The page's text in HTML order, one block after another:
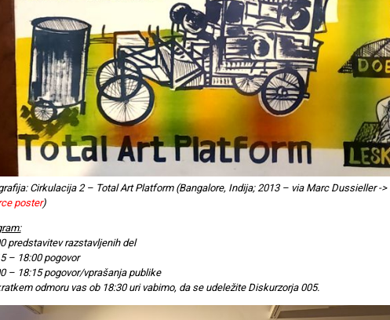
Cirkulacija 2 – Total Art Platform (Bangalore, Indija; 2013 – via Marc Dussieller ->
poster)
predstavitev razstavljenih del
– 18:00 pogovor
– 18:15 pogovor/vprašanja publike
odmoru vas ob 18:30 uri vabimo, da se udeležite Diskurzorja 005.